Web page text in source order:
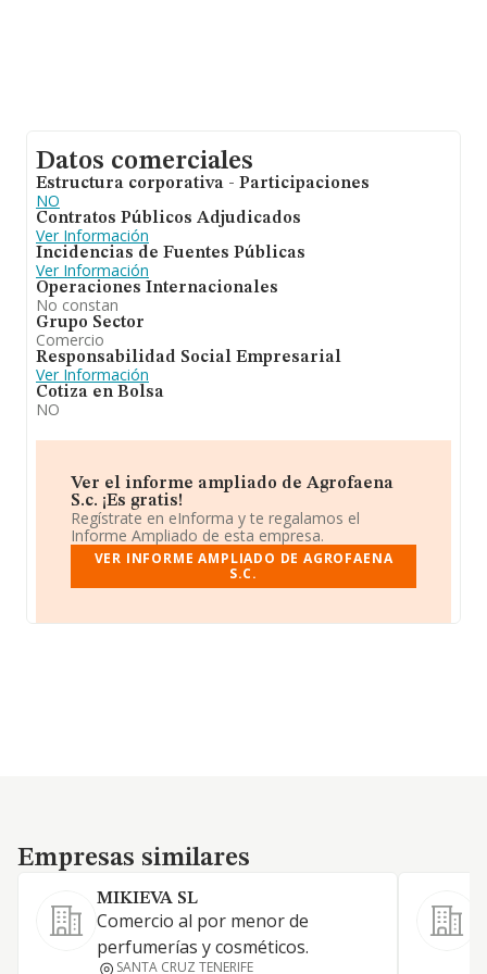
Datos comerciales
Estructura corporativa - Participaciones
NO
Contratos Públicos Adjudicados
Ver Información
Incidencias de Fuentes Públicas
Ver Información
Operaciones Internacionales
No constan
Grupo Sector
Comercio
Responsabilidad Social Empresarial
Ver Información
Cotiza en Bolsa
NO
Ver el informe ampliado de Agrofaena
S.c. ¡Es gratis!
Regístrate en eInforma y te regalamos el
Informe Ampliado de esta empresa.
VER INFORME AMPLIADO DE AGROFAENA
S.C.
Empresas similares
Empresas similares
MIKIEVA SL
Comercio al por menor de
perfumerías y cosméticos.
SANTA CRUZ TENERIFE